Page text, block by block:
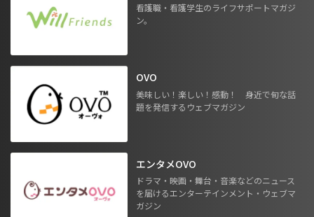
看護職・看護学生のライフサポートマガジ
ン。
OVO
美味しい！楽しい！感動！ 身近で旬な話
題を発信するウェブマガジン
エンタメOVO
ドラマ・映画・舞台・音楽などのニュース
を届けるエンターテインメント・ウェブマ
ガジン